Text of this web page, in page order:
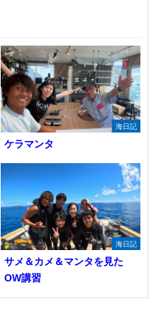
海日記
ケラマンタ
海日記
サメ＆カメ＆マンタを見た
OW講習